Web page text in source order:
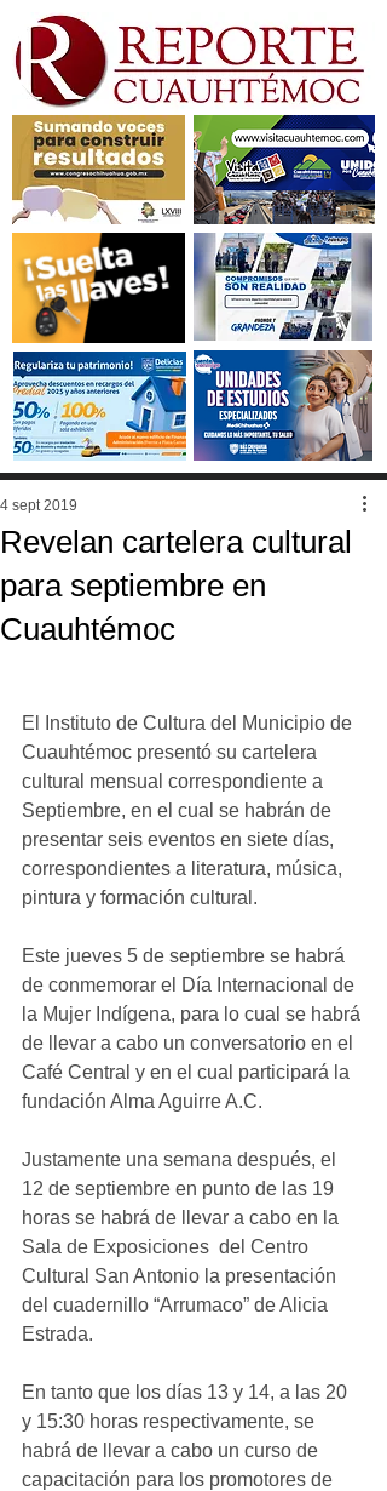
Revelan cartelera cultural
para septiembre en
Cuauhtémoc
4 sept 2019
El Instituto de Cultura del Municipio de
Cuauhtémoc presentó su cartelera
cultural mensual correspondiente a
Septiembre, en el cual se habrán de
presentar seis eventos en siete días,
correspondientes a literatura, música,
pintura y formación cultural.
Este jueves 5 de septiembre se habrá
de conmemorar el Día Internacional de
la Mujer Indígena, para lo cual se habrá
de llevar a cabo un conversatorio en el
Café Central y en el cual participará la
fundación Alma Aguirre A.C.
Justamente una semana después, el
12 de septiembre en punto de las 19
horas se habrá de llevar a cabo en la
Sala de Exposiciones  del Centro
Cultural San Antonio la presentación
del cuadernillo “Arrumaco” de Alicia
Estrada.
En tanto que los días 13 y 14, a las 20
y 15:30 horas respectivamente, se
habrá de llevar a cabo un curso de
capacitación para los promotores de